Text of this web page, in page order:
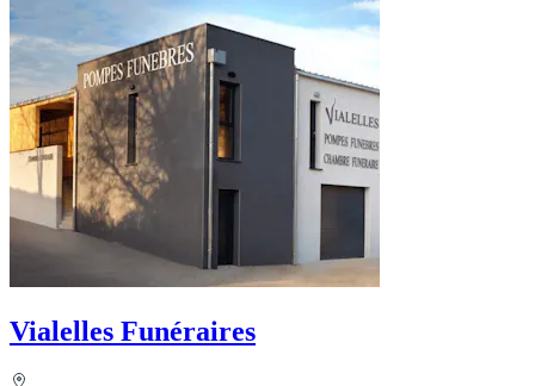
Vialelles Funéraires